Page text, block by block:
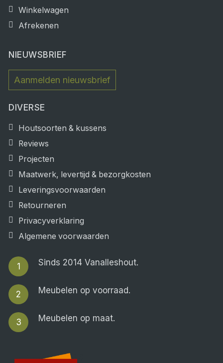
Winkelwagen
Afrekenen
NIEUWSBRIEF
Aanmelden nieuwsbrief
DIVERSE
Houtsoorten & kussens
Reviews
Projecten
Maatwerk, levertijd & bezorgkosten
Leveringsvoorwaarden
Retourneren
Privacyverklaring
Algemene voorwaarden
1 Sinds 2014 Vanalleshout.
2 Meubelen op voorraad.
3 Meubelen op maat.